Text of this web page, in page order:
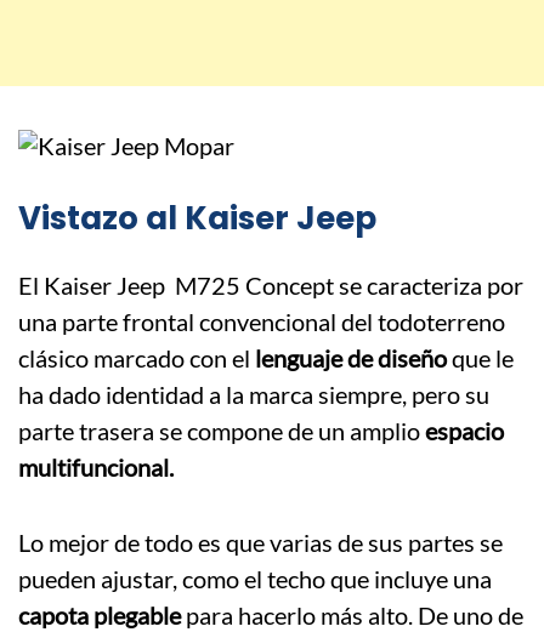
Vistazo al Kaiser Jeep
El Kaiser Jeep M725 Concept se caracteriza por
una parte frontal convencional del todoterreno
clásico marcado con el lenguaje de diseñoque le
ha dado identidad a la marca siempre, pero su
parte trasera se compone de un amplioespacio
multifuncional.
Lo mejor de todo es que varias de sus partes se
pueden ajustar, como el techo que incluye una
capota plegablepara hacerlo más alto. De uno de